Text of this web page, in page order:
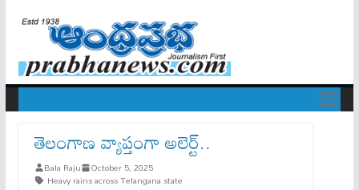
తెలంగాణ వ్యాప్తంగా అలెర్ట్‌..
Bala Raju October 5, 2025
Heavy rains across Telangana state